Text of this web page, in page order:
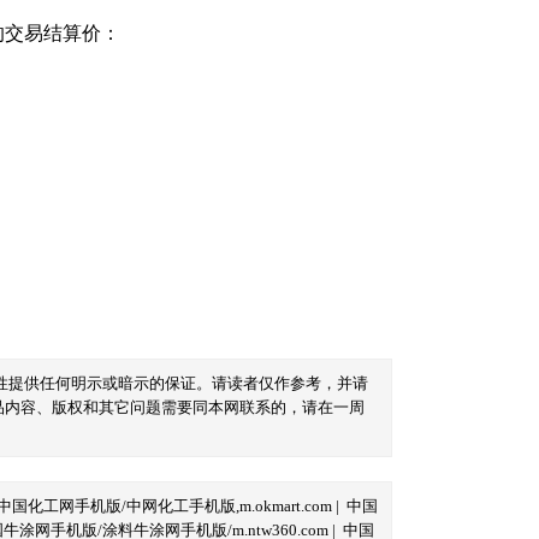
易结算价：
供任何明示或暗示的保证。请读者仅作参考，并请
容、版权和其它问题需要同本网联系的，请在一周
国化工网手机版/中网化工手机版,m.okmart.com | 中国
牛涂网手机版/涂料牛涂网手机版/m.ntw360.com | 中国